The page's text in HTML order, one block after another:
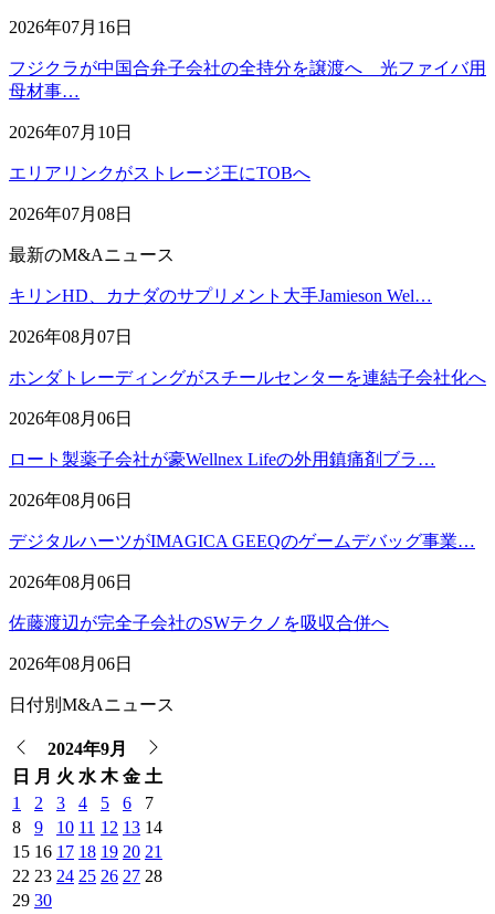
2026年07月16日
フジクラが中国合弁子会社の全持分を譲渡へ 光ファイバ用
母材事…
2026年07月10日
エリアリンクがストレージ王にTOBへ
2026年07月08日
最新のM&Aニュース
キリンHD、カナダのサプリメント大手Jamieson Wel…
2026年08月07日
ホンダトレーディングがスチールセンターを連結子会社化へ
2026年08月06日
ロート製薬子会社が豪Wellnex Lifeの外用鎮痛剤ブラ…
2026年08月06日
デジタルハーツがIMAGICA GEEQのゲームデバッグ事業…
2026年08月06日
佐藤渡辺が完全子会社のSWテクノを吸収合併へ
2026年08月06日
日付別M&Aニュース
2024年9月
日
月 火 水 木 金 土
1
2 3 4 5 6
7
8
9 10 11 12 13 14
15 16 17 18 19 20 21
22 23 24 25 26 27 28
29 30